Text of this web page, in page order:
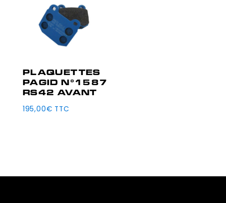
PLAQUETTES
PAGID N°1587
RS42 AVANT
195,00€ TTC